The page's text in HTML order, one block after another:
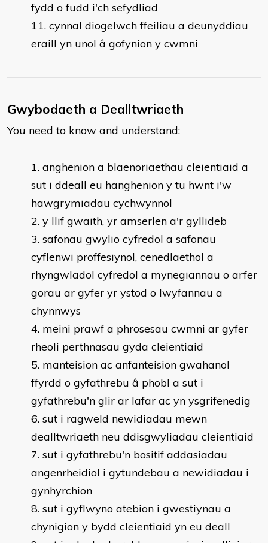
fydd o fudd i'ch sefydliad
cynnal diogelwch ffeiliau a deunyddiau
eraill yn unol â gofynion y cwmni
Gwybodaeth a Dealltwriaeth
You need to know and understand:
anghenion a blaenoriaethau cleientiaid a
sut i ddeall eu hanghenion y tu hwnt i'w
hawgrymiadau cychwynnol
y llif gwaith, yr amserlen a'r gyllideb
safonau gwylio cyfredol a safonau
cyflenwi proffesiynol, cenedlaethol a
rhyngwladol cyfredol a mynegiannau o arfer
gorau ar gyfer yr ystod o lwyfannau a
chynnwys
meini prawf a phrosesau cwmni ar gyfer
rheoli perthnasau gyda cleientiaid
manteision ac anfanteision gwahanol
ffyrdd o gyfathrebu â phobl a sut i
gyfathrebu'n glir ar lafar ac yn ysgrifenedig
sut i ragweld newidiadau mewn
dealltwriaeth neu ddisgwyliadau cleientiaid
sut i gyfathrebu'n bositif addasiadau
angenrheidiol i gytundebau a newidiadau i
gynhyrchion
sut i gyflwyno atebion i gwestiynau a
chynigion y bydd cleientiaid yn eu deall